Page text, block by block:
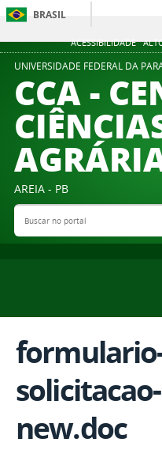
ACESSIBILIDADE
BRASIL
UNIVERSIDADE FEDERAL DA
CCA -
AREIA - PB
Buscar no portal
new.doc